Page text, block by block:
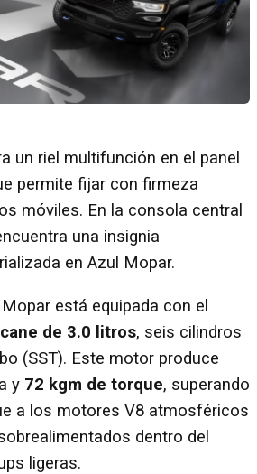
un riel multifunción en el panel
permite fijar con firmeza
móviles. En la consola central
una insignia
en Azul Mopar.
está equipada con el
de 3.0 litros, seis cilindros
(SST). Este motor produce
y 72 kgm de torque, superando
a los motores V8 atmosféricos
dentro del
ligeras.